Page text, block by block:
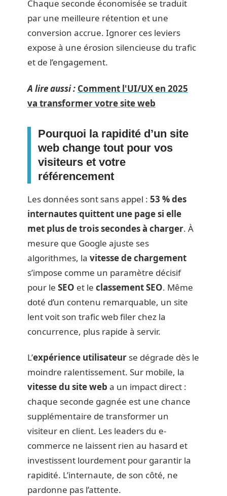
Chaque seconde économisée se traduit
par une meilleure rétention et une
conversion accrue. Ignorer ces leviers
expose à une érosion silencieuse du trafic
et de l’engagement.
A lire aussi : Comment l'UI/UX en 2025
va transformer votre site web
Pourquoi la rapidité d’un site
web change tout pour vos
visiteurs et votre
référencement
Les données sont sans appel : 53 % des
internautes quittent une page si elle
met plus de trois secondes à charger. À
mesure que Google ajuste ses
algorithmes, la vitesse de chargement
s’impose comme un paramètre décisif
pour le SEO et le classement SEO. Même
doté d’un contenu remarquable, un site
lent voit son trafic web filer chez la
concurrence, plus rapide à servir.
L’expérience utilisateur se dégrade dès le
moindre ralentissement. Sur mobile, la
vitesse du site web a un impact direct :
chaque seconde gagnée est une chance
supplémentaire de transformer un
visiteur en client. Les leaders du e-
commerce ne laissent rien au hasard et
investissent lourdement pour garantir la
rapidité. L’internaute, de son côté, ne
pardonne pas l’attente.